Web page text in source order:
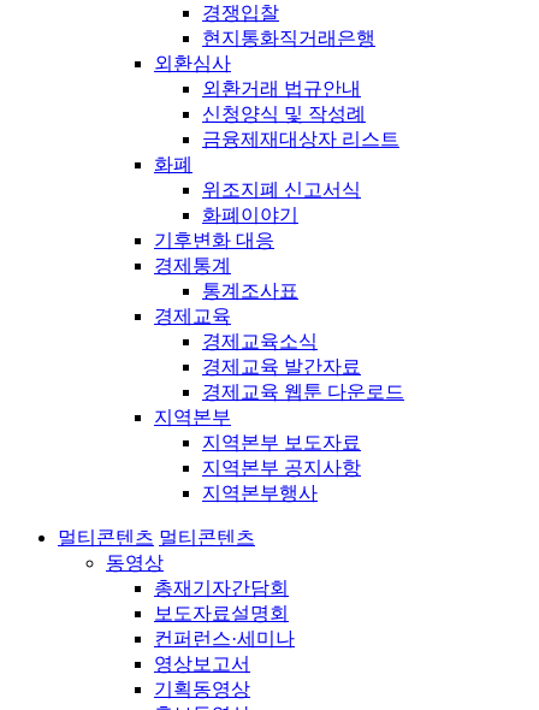
경쟁입찰
현지통화직거래은행
외환심사
외환거래 법규안내
신청양식 및 작성례
금융제재대상자 리스트
화폐
위조지폐 신고서식
화폐이야기
기후변화 대응
경제통계
통계조사표
경제교육
경제교육소식
경제교육 발간자료
경제교육 웹툰 다운로드
지역본부
지역본부 보도자료
지역본부 공지사항
지역본부행사
멀티콘텐츠 멀티콘텐츠
동영상
총재기자간담회
보도자료설명회
컨퍼런스·세미나
영상보고서
기획동영상